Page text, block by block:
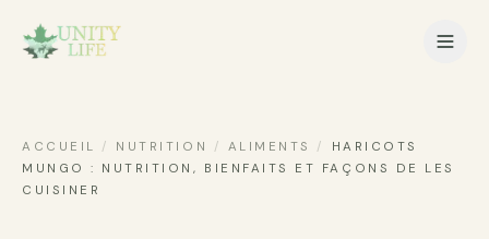
ACCUEIL / NUTRITION / ALIMENTS /
HARICOTS
MUNGO : NUTRITION, BIENFAITS ET FAÇONS DE LES
CUISINER